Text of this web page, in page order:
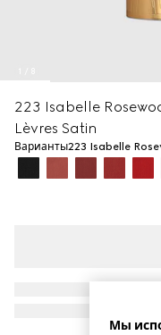
8
223 Isabelle
Lèvres Satin
Варианты223 Isabelle
Мы